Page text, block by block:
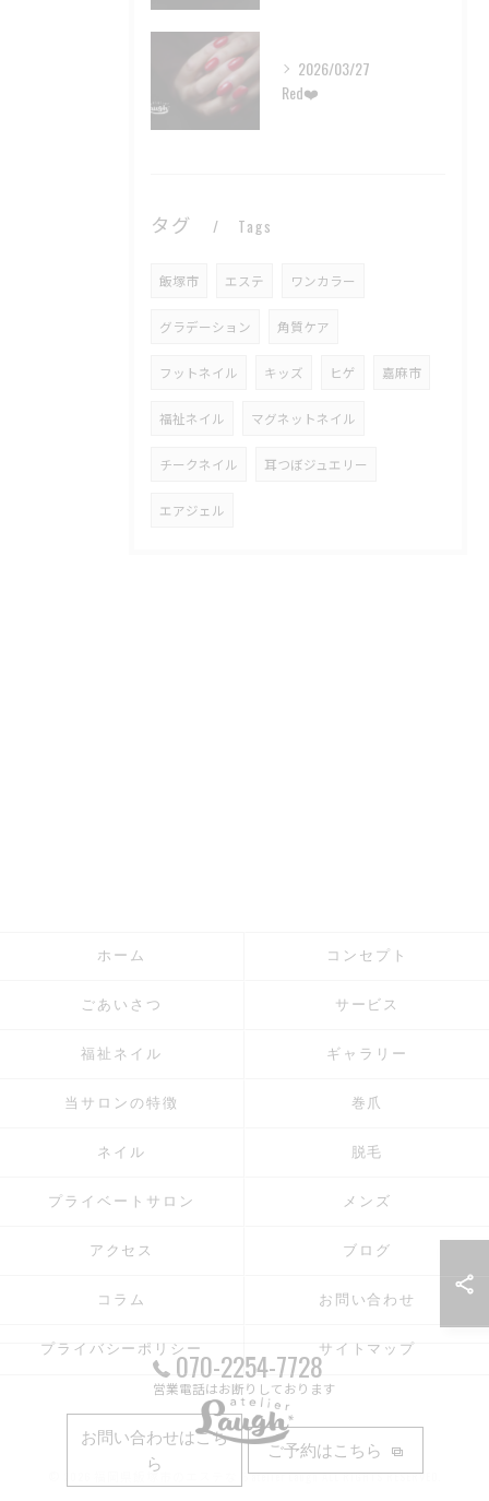
2026/03/27
Red❤️
タグ Tags
飯塚市 エステ ワンカラー
グラデーション 角質ケア
フットネイル キッズ ヒゲ 嘉麻市
福祉ネイル マグネットネイル
チークネイル 耳つぼジュエリー
エアジェル
070-2254-7728
営業電話はお断りしております
お問い合わせはこち
ら
ご予約はこちら
ホーム コンセプト
ごあいさつ サービス
福祉ネイル ギャラリー
当サロンの特徴 巻爪
ネイル 脱毛
プライベートサロン メンズ
アクセス ブログ
コラム お問い合わせ
プライバシーポリシー サイトマップ
© 2026 福岡県飯塚市のエステならatelier Laugh ALL RIGHTS RESERVED.